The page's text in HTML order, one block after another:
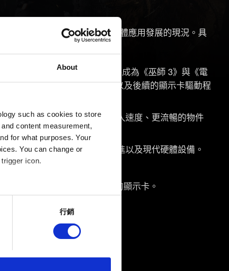
About
such as cookies to store
content measurement,
for what purposes. Your
You can change or
icon.
several meters
合作夥伴參考。不過這些非強制
行銷
系統需求以來，硬體效能與軟體應用發展的現況。具
10 的支援
，Windows 11 將成為《巫師 3》與《電
的安全更新、官方平台支援以及後續的顯示卡驅動程
碟（SSD）能提供更快的載入速度、更流暢的物件
更有效地支援後續的技術改進以及現代硬體設備。
器。
持續提供遊戲驅動程式更新的顯示卡。
操作教學請點擊此處